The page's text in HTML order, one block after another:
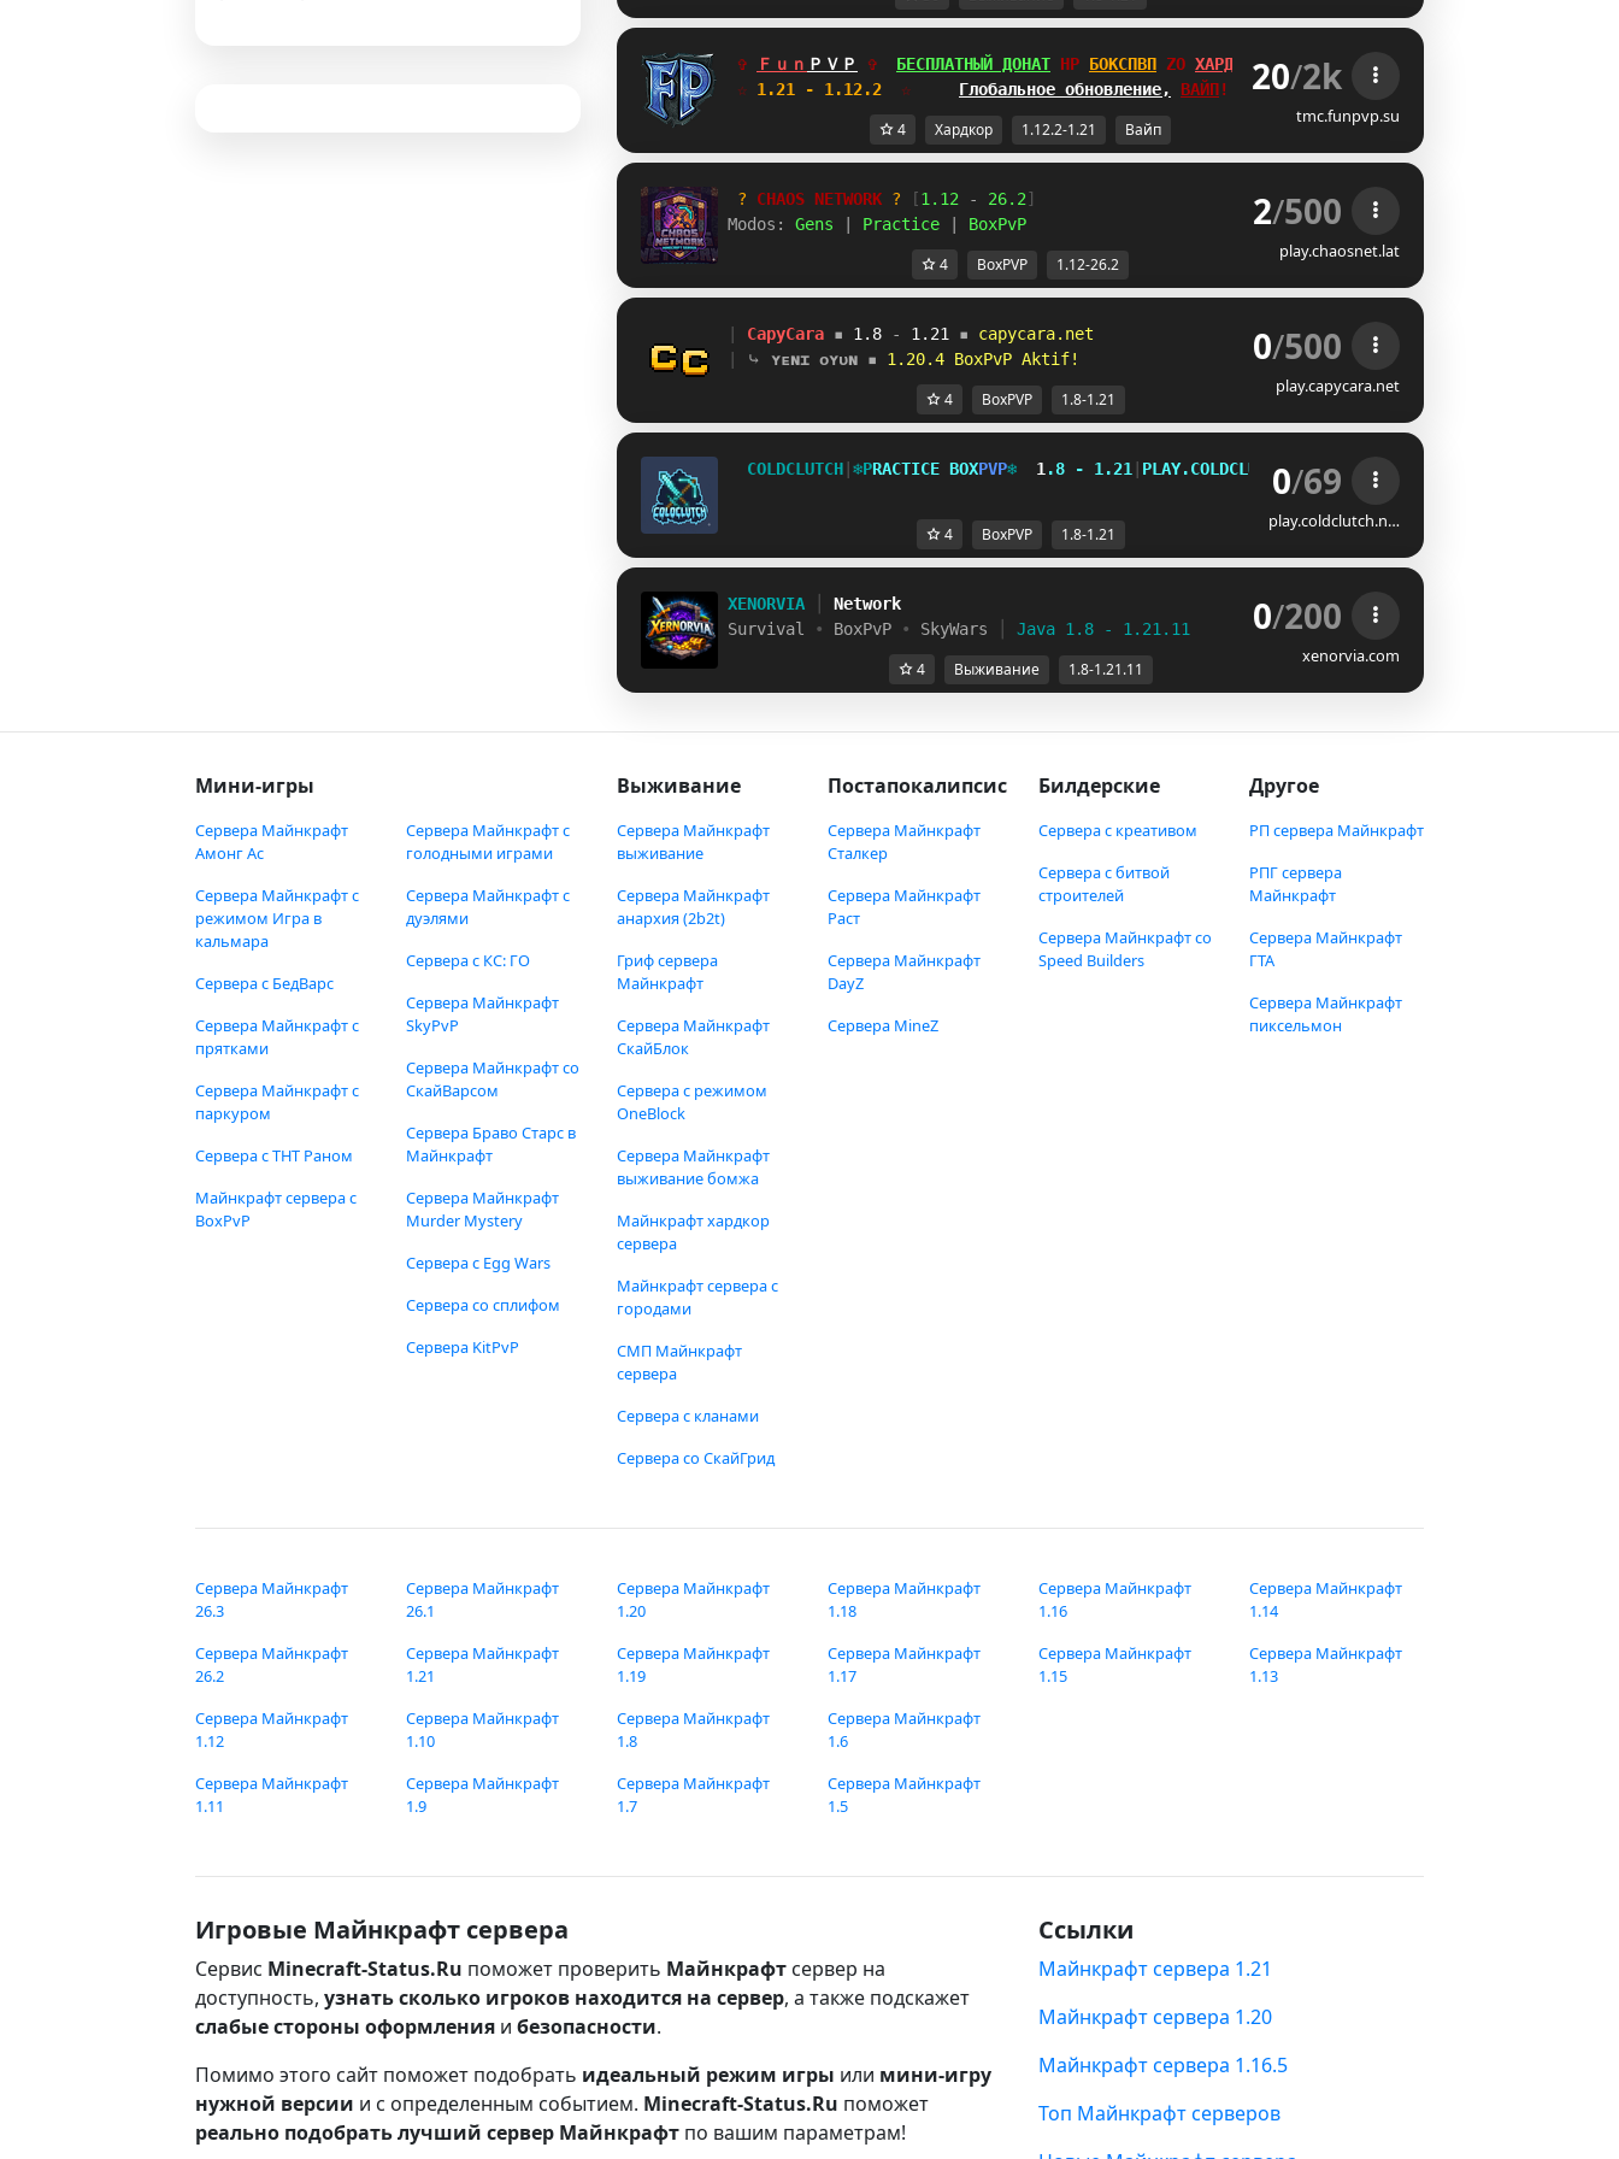
✞ Ｆｕｎ ＰＶＰ ✞ БЕСПЛАТНЫЙ ДОНАТ __ БОКСПВП _@ ХАРДКОР
☆ 1.21 - 1.12.2 ☆ Глобальное обновление, ВАЙП! 20/2k
tmc.funpvp.su
4 Хардкор 1.12.2-1.21 Вайп
? CHAOS NETWORK ? [1.12 - 26.2]
Modos: Gens Practice BoxPvP 2/500
play.chaosnet.lat
4 BoxPVP 1.12-26.2
CapyCara ▪ 1.8 - 1.21 ▪ capycara.net
⤷ ʏᴇɴɪ ᴏʏᴜɴ ▪ 1.20.4 BoxPvP Aktif! 0/500
play.capycara.net
4 BoxPVP 1.8-1.21
COL DCL UTCH ❄PRACTICE BOXPVP❄ 1 .8 - 1 .21 PL AY.COL DCL U CH. NET
0/69
play.coldclutch.n…
4 BoxPVP 1.8-1.21
XENORVIA
Network
Survival
• BoxPvP • SkyWars Java 1.8 - 1.21.11 0/200
xenorvia.com
4 Выживание 1.8-1.21.11
Мини-игры
Сервера Майнкрафт
Амонг Ас
Сервера Майнкрафт с
режимом Игра в
кальмара
Сервера с БедВарс
Сервера Майнкрафт с
прятками
Сервера Майнкрафт с
паркуром
Сервера с ТНТ Раном
Майнкрафт сервера с
BoxPvP
Сервера Майнкрафт с
голодными играми
Сервера Майнкрафт с
дуэлями
Сервера с КС: ГО
Сервера Майнкрафт
SkyPvP
Сервера Майнкрафт со
СкайВарсом
Сервера Браво Старс в
Майнкрафт
Сервера Майнкрафт
Murder Mystery
Сервера с Egg Wars
Сервера со сплифом
Сервера KitPvP
Выживание
Сервера Майнкрафт
выживание
Сервера Майнкрафт
анархия (2b2t)
Гриф сервера
Майнкрафт
Сервера Майнкрафт
СкайБлок
Сервера с режимом
OneBlock
Сервера Майнкрафт
выживание бомжа
Майнкрафт хардкор
сервера
Майнкрафт сервера с
городами
СМП Майнкрафт
сервера
Сервера с кланами
Сервера со СкайГрид
Постапокалипсис
Сервера Майнкрафт
Сталкер
Сервера Майнкрафт
Раст
Сервера Майнкрафт
DayZ
Сервера MineZ
Билдерские
Сервера с креативом
Сервера с битвой
строителей
Сервера Майнкрафт со
Speed Builders
Другое
РП сервера Майнкрафт
РПГ сервера
Майнкрафт
Сервера Майнкрафт
ГТА
Сервера Майнкрафт
пиксельмон
Сервера Майнкрафт
26.3
Сервера Майнкрафт
26.2
Сервера Майнкрафт
26.1
Сервера Майнкрафт
1.21
Сервера Майнкрафт
1.20
Сервера Майнкрафт
1.19
Сервера Майнкрафт
1.18
Сервера Майнкрафт
1.17
Сервера Майнкрафт
1.16
Сервера Майнкрафт
1.15
Сервера Майнкрафт
1.14
Сервера Майнкрафт
1.13
Сервера Майнкрафт
1.12
Сервера Майнкрафт
1.11
Сервера Майнкрафт
1.10
Сервера Майнкрафт
1.9
Сервера Майнкрафт
1.8
Сервера Майнкрафт
1.7
Сервера Майнкрафт
1.6
Сервера Майнкрафт
1.5
Игровые Майнкрафт сервера
Сервис Minecraft-Status.Ru поможет проверить Майнкрафт сервер на
доступность, узнать сколько игроков находится на сервер, а также подскажет
слабые стороны оформления и безопасности.
Помимо этого сайт поможет подобрать идеальный режим игры или мини-игру
нужной версии и с определенным событием. Minecraft-Status.Ru поможет
реально подобрать лучший сервер Майнкрафт по вашим параметрам!
Ссылки
Майнкрафт сервера 1.21
Майнкрафт сервера 1.20
Майнкрафт сервера 1.16.5
Топ Майнкрафт серверов